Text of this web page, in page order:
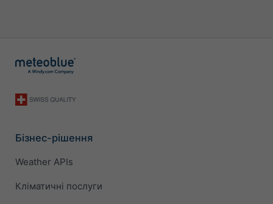
Бізнес-рішення
Weather APIs
Кліматичні послуги